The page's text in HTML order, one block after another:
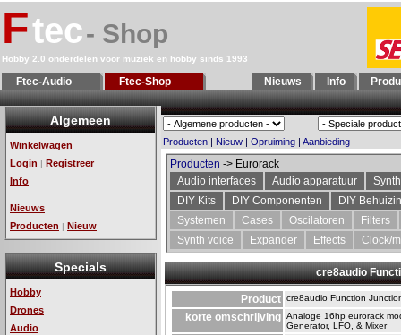
Ftec- Shop
Hobby 2.0 onderdelen voor muziek en hobby sinds 1993
Ftec-Audio Ftec-Shop Nieuws Info
Algemeen
Winkelwagen
Login | Registreer
Info
Nieuws
Producten | Nieuw
Specials
Hobby
Drones
Audio
Producten | Nieuw | Opruiming | Aanbieding
Producten -> Eurorack
Audio interfaces
Audio apparatuur
DIY Kits
DIY Componenten
DIY
Systemen
Cases Oscilatoren
Filters
Synth voice
Expander Effects Clock/
cre8audio
Product cre8audio Function
korte omschrijving Analoge 16hp eurorack
Generator, LFO, & Mixer